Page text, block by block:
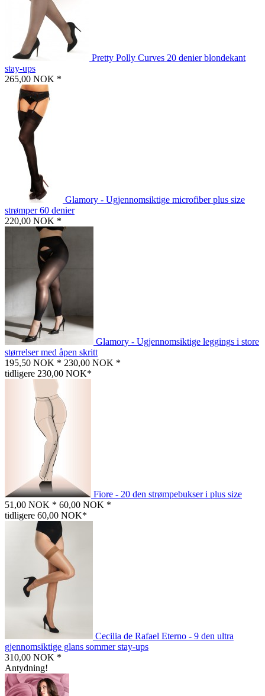
Pretty Polly Curves 20 denier blondekant
stay-ups
265,00 NOK *
Glamory - Ugjennomsiktige microfiber plus size
strømper 60 denier
220,00 NOK *
Glamory - Ugjennomsiktige leggings i store
størrelser med åpen skritt
195,50 NOK * 230,00 NOK *
tidligere 230,00 NOK*
Fiore - 20 den strømpebukser i plus size
51,00 NOK * 60,00 NOK *
tidligere 60,00 NOK*
Cecilia de Rafael Eterno - 9 den ultra
gjennomsiktige glans sommer stay-ups
310,00 NOK *
Antydning!